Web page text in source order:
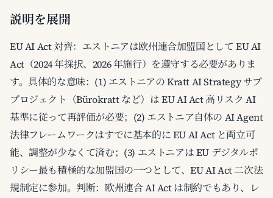
説明を展開
EU AI Act 対齊：エストニアは欧州連合加盟国として EU AI
Act（2024 年採択、2026 年施行）を遵守する必要がありま
す。具体的な意味：(1) エストニアの Kratt AI Strategy サブ
プロジェクト（Bürokratt など）は EU AI Act 高リスク AI
基準に従って再評価が必要；(2) エストニア自体の AI Agent
法律フレームワークはすでに基本的に EU AI Act と両立可
能、調整が少なくて済む；(3) エストニアは EU デジタルポ
リシー最も積極的な加盟国の一つとして、EU AI Act 二次法
規制定に参加。判断：欧州連合 AI Act は制約でもあり、レ